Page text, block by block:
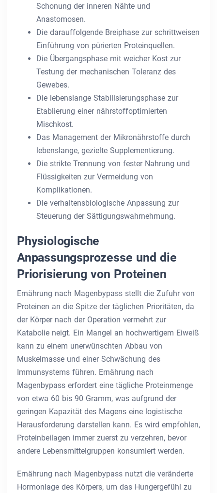
Schonung der inneren Nähte und
Anastomosen.
Die darauffolgende Breiphase zur schrittweisen
Einführung von pürierten Proteinquellen.
Die Übergangsphase mit weicher Kost zur
Testung der mechanischen Toleranz des
Gewebes.
Die lebenslange Stabilisierungsphase zur
Etablierung einer nährstoffoptimierten
Mischkost.
Das Management der Mikronährstoffe durch
lebenslange, gezielte Supplementierung.
Die strikte Trennung von fester Nahrung und
Flüssigkeiten zur Vermeidung von
Komplikationen.
Die verhaltensbiologische Anpassung zur
Steuerung der Sättigungswahrnehmung.
Physiologische
Anpassungsprozesse und die
Priorisierung von Proteinen
Ernährung nach Magenbypass stellt die Zufuhr von
Proteinen an die Spitze der täglichen Prioritäten, da
der Körper nach der Operation vermehrt zur
Katabolie neigt. Ein Mangel an hochwertigem Eiweiß
kann zu einem unerwünschten Abbau von
Muskelmasse und einer Schwächung des
Immunsystems führen. Ernährung nach
Magenbypass erfordert eine tägliche Proteinmenge
von etwa 60 bis 90 Gramm, was aufgrund der
geringen Kapazität des Magens eine logistische
Herausforderung darstellen kann. Es wird empfohlen,
Proteinbeilagen immer zuerst zu verzehren, bevor
andere Lebensmittelgruppen konsumiert werden.
Ernährung nach Magenbypass nutzt die veränderte
Hormonlage des Körpers, um das Hungergefühl zu